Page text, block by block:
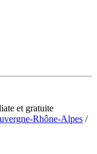
et gratuite
Rhône-Alpes /